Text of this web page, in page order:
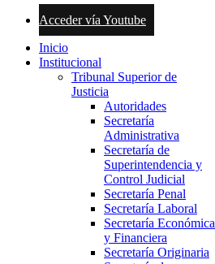
Acceder vía Youtube
Inicio
Institucional
Tribunal Superior de
Justicia
Autoridades
Secretaría
Administrativa
Secretaría de
Superintendencia y
Control Judicial
Secretaría Penal
Secretaría Laboral
Secretaría Económica
y Financiera
Secretaría Originaria